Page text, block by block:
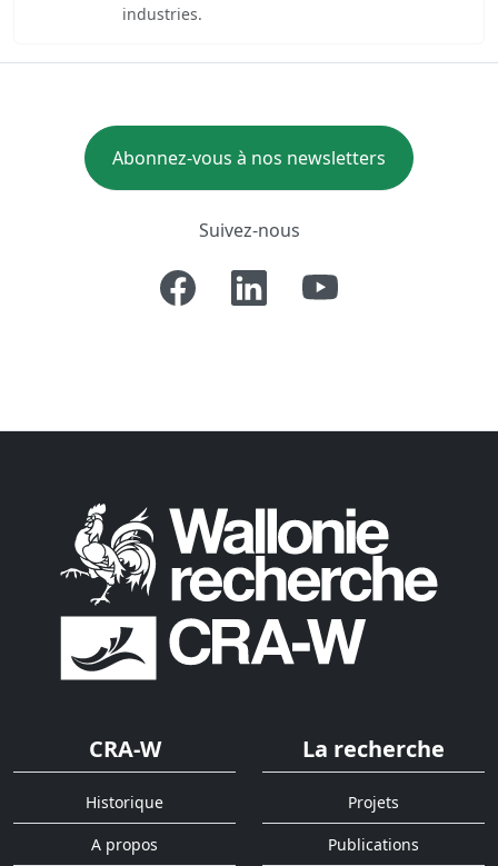
industries.
Abonnez-vous à nos newsletters
Suivez-nous
CRA-W
Historique
A propos
La recherche
Projets
Publications